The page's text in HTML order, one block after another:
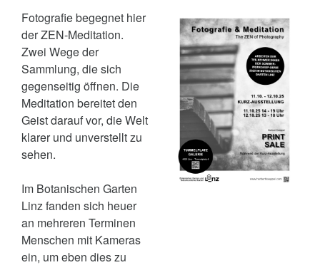
Fotografie begegnet hier
der ZEN-Meditation.
Zwei Wege der
Sammlung, die sich
gegenseitig öffnen. Die
Meditation bereitet den
Geist darauf vor, die Welt
klarer und unverstellt zu
sehen.
Im Botanischen Garten
Linz fanden sich heuer
an mehreren Terminen
Menschen mit Kameras
ein, um eben dies zu